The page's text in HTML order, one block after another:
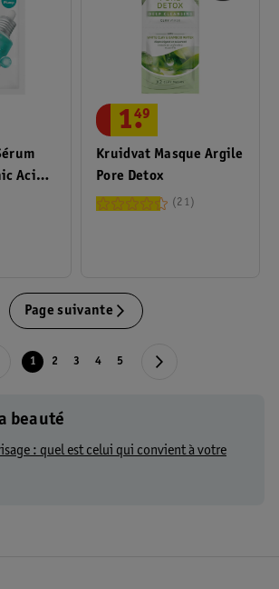
Acid
Kruidvat Masque Argile
Pore Detox
1.
49
21
Page suivante
1 2 3 4 5
beauté
: quel est celui qui convient à votre